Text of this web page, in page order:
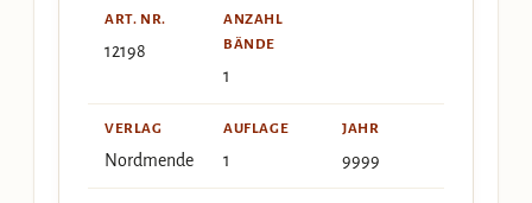
ART. NR.
12198
ANZAHL
BÄNDE
1
VERLAG
Nordmende
AUFLAGE
1
JAHR
9999